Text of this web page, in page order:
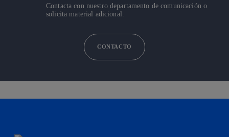
Contacta con nuestro departamento de comunicación o
solicita material adicional.
CONTACTO